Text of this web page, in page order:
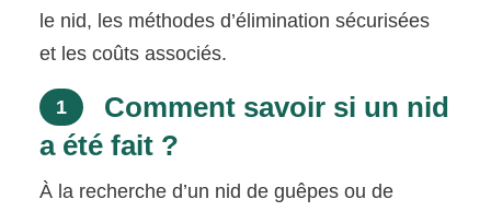
le nid, les méthodes d’élimination sécurisées
et les coûts associés.
1
Comment savoir si un nid
a été fait ?
À la recherche d’un nid de guêpes ou de